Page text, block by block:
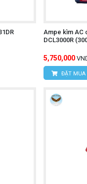
giá cả cạnh tranh.
đọc kỹ hướng dẫn sử
va đập.
đảm bảo thiết bị hoạt
tắc an toàn điện
công cụ không thể
hãng, quý khách
Ampe kìm AC
DCL3000R
5,750,000
ĐẶT MUA